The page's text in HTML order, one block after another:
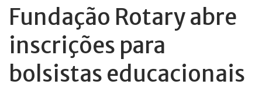
Fundação Rotary abre
inscrições para
bolsistas educacionais